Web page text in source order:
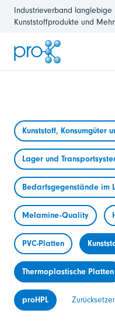
Industrieverband langlebige
Kunststoffprodukte und
Kunststoff, Konsumgüter
Lager und
Bedarfsgegenstände im
Melamine-Quality
PVC-Platten
Thermoplastische Platten
proHPL